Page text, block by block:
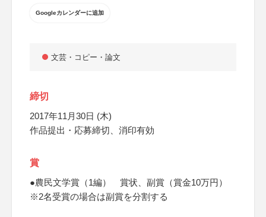
Googleカレンダーに追加
文芸・コピー・論文
締切
2017年11月30日 (木)
作品提出・応募締切、消印有効
賞
●農民文学賞（1編） 賞状、副賞（賞金10万円）
※2名受賞の場合は副賞を分割する